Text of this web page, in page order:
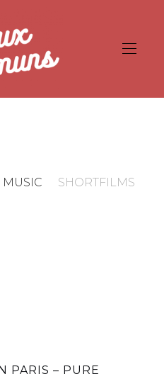
MUSIC SHORTFILMS
PARIS – PURE